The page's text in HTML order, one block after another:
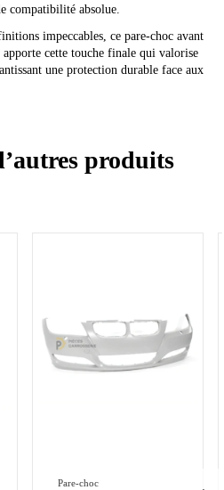
compatibilité absolue.
impeccables, ce pare-choc avant
cette touche finale qui valorise
une protection durable face aux
produits
Pare-choc